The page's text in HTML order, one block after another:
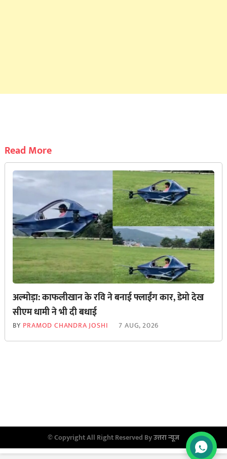
Read More
अल्मोड़ा: काफलीखान के रवि ने बनाई फ्लाईंग कार, डेमो देख
सीएम धामी ने भी दी बधाई
BY PRAMOD CHANDRA JOSHI 7 AUG, 2026
© Copyright All Right Reserved Byउत्तरा न्यूज